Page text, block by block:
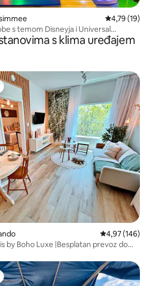
Prosječna
4,79 (19)
s temom Disneyja i Universal
Resort
s klima uređajem
Prosječna
4,97 (146)
by Boho Luxe |Besplatan prevoz do